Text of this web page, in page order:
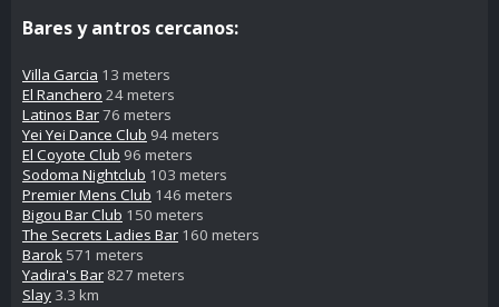
Bares y antros cercanos:
Villa Garcia 13 meters
El Ranchero 24 meters
Latinos Bar76 meters
Yei Yei Dance Club 94 meters
El Coyote Club 96 meters
Sodoma Nightclub 103 meters
Premier Mens Club 146 meters
Bigou Bar Club 150 meters
The Secrets Ladies Bar 160 meters
Barok 571 meters
Yadira's Bar 827 meters
Slay 3.3 km